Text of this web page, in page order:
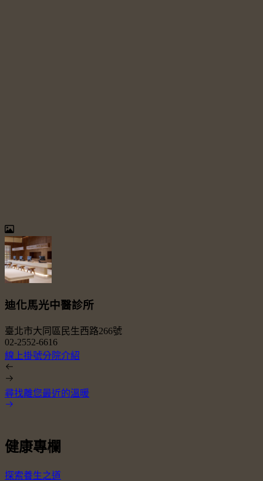
迪化馬光中醫診所
臺北市大同區民生西路266號
02-2552-6616
線上掛號分院介紹
尋找離您最近的溫暖
健康專欄
探索養生之道